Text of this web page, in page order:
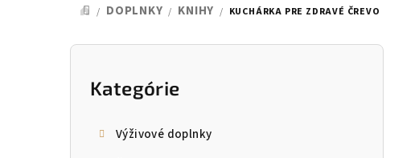
DOMOV
/ DOPLNKY / KNIHY / KUCHÁRKA PRE ZDRAVÉ ČREVO
B
Preskočiť
kategórie
Kategórie
Výživové doplnky